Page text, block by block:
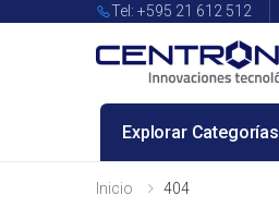
Tel: +595 21 612 512
Explorar Categorías
Inicio 404